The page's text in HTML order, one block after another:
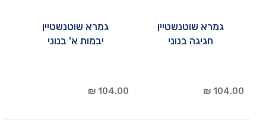
גמרא שוטנשטיין
חגיגה בנוני
104.00 ₪
גמרא שוטנשטיין
יבמות א' בנוני
104.00 ₪